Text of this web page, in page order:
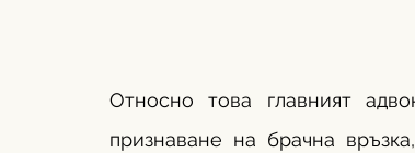
Относно това главният
признаване на брачна